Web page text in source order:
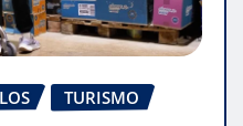
TURISMO